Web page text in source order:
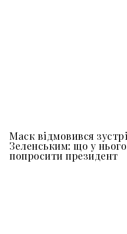
Маск відмовився
Зеленським: що у нього
попросити президент